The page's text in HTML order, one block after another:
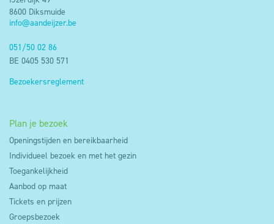
8600 Diksmuide
info@aandeijzer.be
051/50 02 86
BE 0405 530 571
Bezoekersreglement
Plan je bezoek
Openingstijden en bereikbaarheid
Individueel bezoek en met het gezin
Toegankelijkheid
Aanbod op maat
Tickets en prijzen
Groepsbezoek